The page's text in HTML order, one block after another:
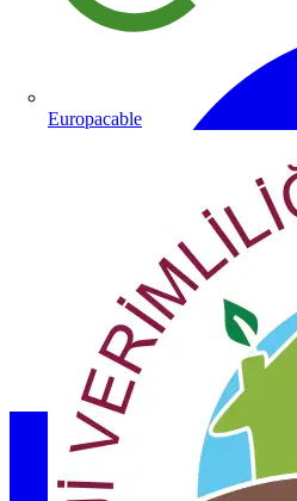
Europacable